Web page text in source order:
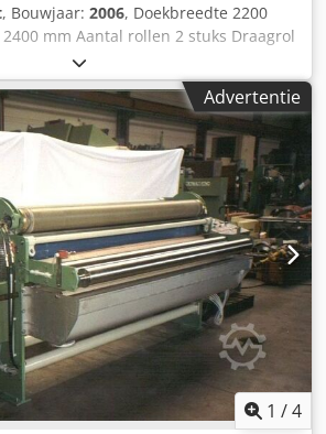
, Bouwjaar: 2006, Doekbreedte 2200
mm Aantal rollen 2 stuks Draagrol
Rollenhoes - zacht rubber 75 graden
210 mm Rollenhoes - zacht rubber
50 N / mm Totale druk 12 ton
1LW Vloertank met
wandverwarming Aandrijfzijde
volgens bestelling
voor voegdruk van roestvrij staal
+1 geleiderol
pneum. Ontlasting
70 mm Machine is volledig
we leveren met garantie.
- 2 aangedreven profiel
toont een gereviseerde machine in
Dedpfxjtv Iams Ah Dock extra nieuwe
de machine in een systeem in te
Advertentie
1 /4